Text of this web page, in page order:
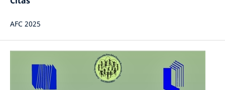
AFC 2025